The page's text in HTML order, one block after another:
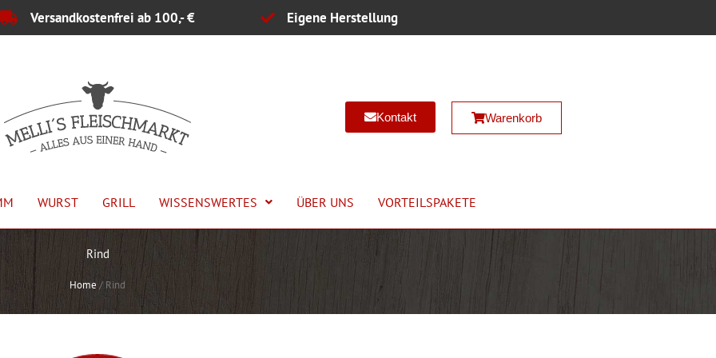
Versandkostenfrei ab 100,- € Eigene Herstellung
Kontakt Warenkorb
WURST GRILL WISSENSWERTES ÜBER UNS VORTEILSPAKETE
Rind
Home / Rind